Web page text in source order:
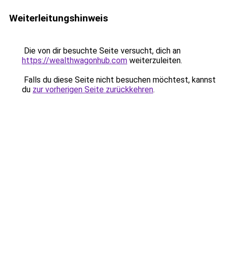
Weiterleitungshinweis
Die von dir besuchte Seite versucht, dich an
https://wealthwagonhub.com weiterzuleiten.
Falls du diese Seite nicht besuchen möchtest, kannst
du zur vorherigen Seite zurückkehren.